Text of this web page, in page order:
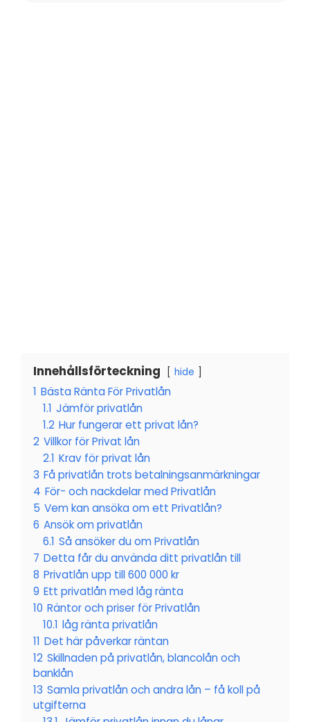
Innehållsförteckning hide
1 Bästa Ränta För Privatlån
1.1 Jämför privatlån
1.2 Hur fungerar ett privat lån?
2 Villkor för Privat lån
2.1 Krav för privat lån
3 Få privatlån trots betalningsanmärkningar
4 För- och nackdelar med Privatlån
5 Vem kan ansöka om ett Privatlån?
6 Ansök om privatlån
6.1 Så ansöker du om Privatlån
7 Detta får du använda ditt privatlån till
8 Privatlån upp till 600 000 kr
9 Ett privatlån med låg ränta
10 Räntor och priser för Privatlån
10.1 låg ränta privatlån
11 Det här påverkar räntan
12 Skillnaden på privatlån, blancolån och
banklån
13 Samla privatlån och andra lån – få koll på
utgifterna